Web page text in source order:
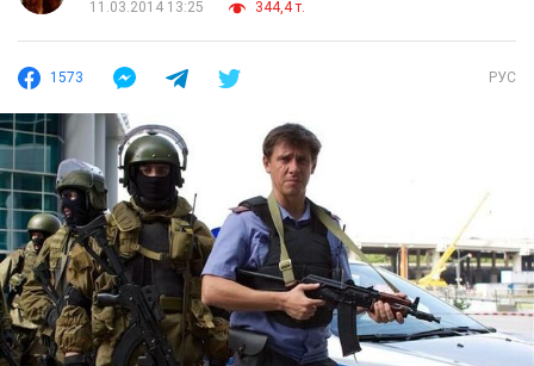
11.03.2014 13:25
344,4 т.
1573 РУС